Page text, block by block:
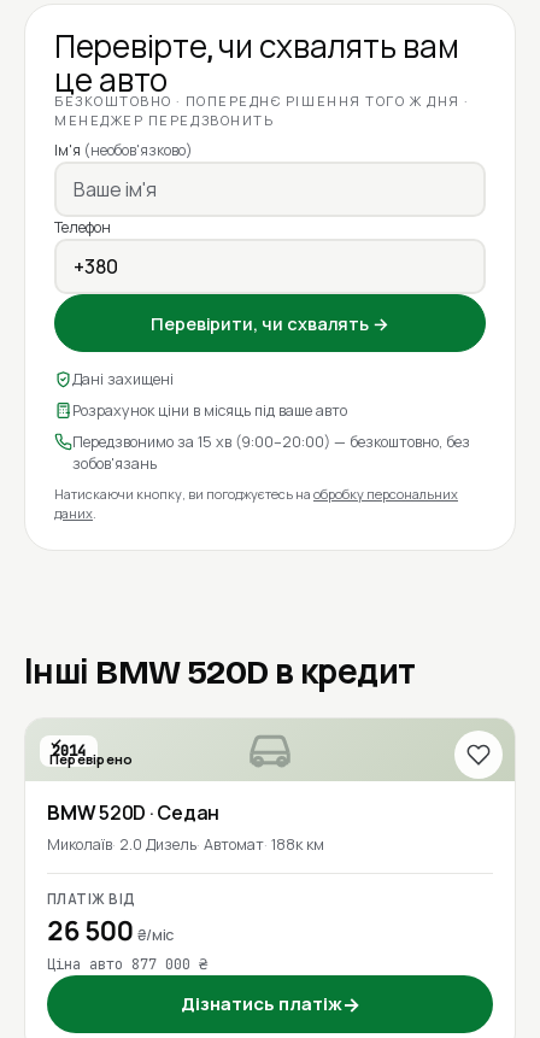
Перевірте, чи схвалять вам
це авто
БЕЗКОШТОВНО · ПОПЕРЕДНЄ РІШЕННЯ ТОГО Ж ДНЯ ·
МЕНЕДЖЕР ПЕРЕДЗВОНИТЬ
Ім'я (необов'язково)
Телефон
Перевірити, чи схвалять →
Дані захищені
Розрахунок ціни в місяць під ваше авто
Передзвонимо за 15 хв (9:00–20:00) — безкоштовно, без
зобов'язань
Натискаючи кнопку, ви погоджуєтесь на обробку персональних
даних.
Інші BMW 520D в кредит
2014
Перевірено
BMW520D · Седан
Миколаїв 2.0 Дизель Автомат 188к км
ПЛАТІЖ ВІД
26 500 ₴/міс
Ціна авто 877 000 ₴
Дізнатись платіж→